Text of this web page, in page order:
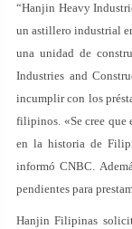
“Hanjin Heavy
un astillero industrial
una unidad de
Industries and
incumplir con los
filipinos. «Se cree que
en la historia de
informó CNBC.
pendientes para
Hanjin Filipinas